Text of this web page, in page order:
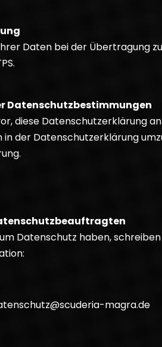
Daten bei der Übertragung
Datenschutzbestimmungen
diese Datenschutzerklärung
in der Datenschutzerklärung
Datenschutz haben,
magra.de